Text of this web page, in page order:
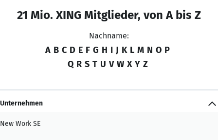
21 Mio. XING Mitglieder, von A bis Z
Nachname:
A B C D E F G H I J K L M N O P
Q R S T U V W X Y Z
Unternehmen
New Work SE